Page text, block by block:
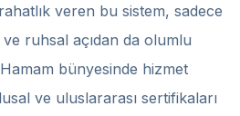
veren bu sistem, sadece
ruhsal açıdan da olumlu
bünyesinde hizmet
ve uluslararası sertifikaları